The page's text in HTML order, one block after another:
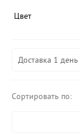
Цвет
Доставка 1 день
Сортировать по: